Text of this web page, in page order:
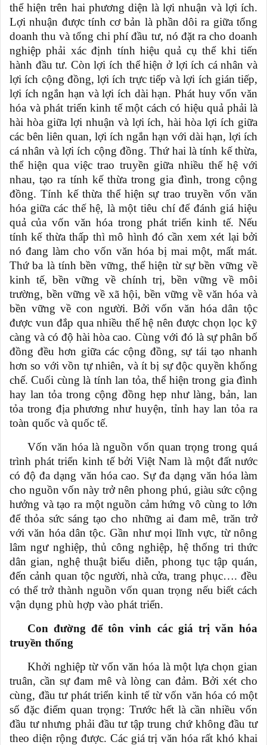
thể hiện trên hai phương diện là lợi nhuận và lợi ích.
Lợi nhuận được tính cơ bản là phần dôi ra giữa tổng
doanh thu và tổng chi phí đầu tư, nó đặt ra cho doanh
nghiệp phải xác định tính hiệu quả cụ thể khi tiến
hành đầu tư. Còn lợi ích thể hiện ở lợi ích cá nhân và
lợi ích cộng đồng, lợi ích trực tiếp và lợi ích gián tiếp,
lợi ích ngắn hạn và lợi ích dài hạn. Phát huy vốn văn
hóa và phát triển kinh tế một cách có hiệu quả phải là
hài hòa giữa lợi nhuận và lợi ích, hài hòa lợi ích giữa
các bên liên quan, lợi ích ngắn hạn với dài hạn, lợi ích
cá nhân và lợi ích cộng đồng. Thứ hai là tính kế thừa,
thể hiện qua việc trao truyền giữa nhiều thế hệ với
nhau, tạo ra tính kế thừa trong gia đình, trong cộng
đồng. Tính kế thừa thể hiện sự trao truyền vốn văn
hóa giữa các thế hệ, là một tiêu chí để đánh giá hiệu
quả của vốn văn hóa trong phát triển kinh tế. Nếu
tính kế thừa thấp thì mô hình đó cần xem xét lại bởi
nó đang làm cho vốn văn hóa bị mai một, mất mát.
Thứ ba là tính bền vững, thể hiện từ sự bền vững về
kinh tế, bền vững về chính trị, bền vững về môi
trường, bền vững về xã hội, bền vững về văn hóa và
bền vững về con người. Bởi vốn văn hóa dân tộc
được vun đắp qua nhiều thế hệ nên được chọn lọc kỹ
càng và có độ hài hòa cao. Cùng với đó là sự phân bố
đồng đều hơn giữa các cộng đồng, sự tái tạo nhanh
hơn so với vồn tự nhiên, và ít bị sự độc quyền khống
chế. Cuối cùng là tính lan tỏa, thể hiện trong gia đình
hay lan tỏa trong cộng đồng hẹp như làng, bản, lan
tỏa trong địa phương như huyện, tỉnh hay lan tỏa ra
toàn quốc và quốc tế.
Vốn văn hóa là nguồn vốn quan trọng trong quá
trình phát triển kinh tế bởi Việt Nam là một đất nước
có độ đa dạng văn hóa cao. Sự đa dạng văn hóa làm
cho nguồn vốn này trở nên phong phú, giàu sức cộng
hưởng và tạo ra một nguồn cảm hứng vô cùng to lớn
để thỏa sức sáng tạo cho những ai đam mê, trăn trở
với văn hóa dân tộc. Gần như mọi lĩnh vực, từ nông
lâm ngư nghiệp, thủ công nghiệp, hệ thống tri thức
dân gian, nghệ thuật biểu diễn, phong tục tập quán,
đến cảnh quan tộc người, nhà cửa, trang phục…. đều
có thể trở thành nguồn vốn quan trọng nếu biết cách
vận dụng phù hợp vào phát triển.
Con đường để tôn vinh các giá trị văn hóa
truyền thống
Khởi nghiệp từ vốn văn hóa là một lựa chọn gian
truân, cần sự đam mê và lòng can đảm. Bởi xét cho
cùng, đầu tư phát triển kinh tế từ vốn văn hóa có một
số đặc điểm quan trọng: Trước hết là cần nhiều vốn
đầu tư nhưng phải đầu tư tập trung chứ không đầu tư
theo diện rộng được. Các giá trị văn hóa rất khó khai